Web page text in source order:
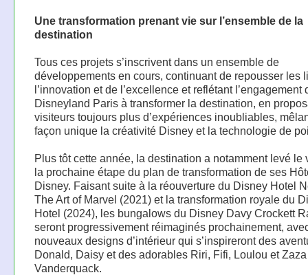
Une transformation prenant vie sur l’ensemble de la
destination
Tous ces projets s’inscrivent dans un ensemble de
développements en cours, continuant de repousser les
l’innovation et de l’excellence et reflétant l’engagement
Disneyland Paris à transformer la destination, en
visiteurs toujours plus d’expériences inoubliables,
façon unique la créativité Disney et la technologie de
Plus tôt cette année, la destination a notamment levé le
la prochaine étape du plan de transformation de ses
Disney. Faisant suite à la réouverture du Disney Hotel
The Art of Marvel (2021) et la transformation royale du
Hotel (2024), les bungalows du Disney Davy Crockett
seront progressivement réimaginés prochainement,
nouveaux designs d’intérieur qui s’inspireront des
Donald, Daisy et des adorables Riri, Fifi, Loulou et Zaza
Vanderquack.